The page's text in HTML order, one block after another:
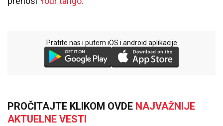
Pratite nas i putem iOS i android aplikacije
PROČITAJTE KLIKOM OVDE NAJVAŽNIJE
AKTUELNE VESTI